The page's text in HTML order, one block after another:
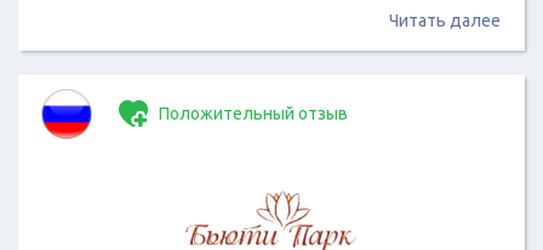
Читать далее
Положительный отзыв